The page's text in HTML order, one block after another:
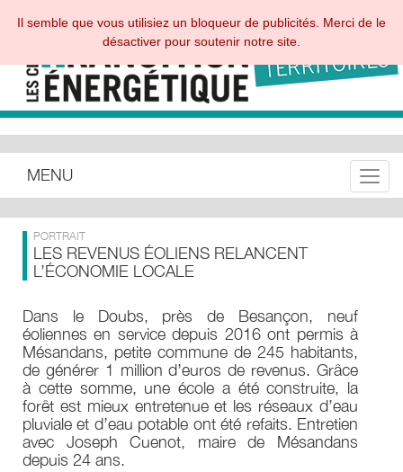
MENU
PORTRAIT
LES REVENUS ÉOLIENS RELANCENT
L’ÉCONOMIE LOCALE
Dans le Doubs, près de Besançon, neuf
éoliennes en service depuis 2016 ont permis à
Mésandans, petite commune de 245 habitants,
de générer 1 million d’euros de revenus. Grâce
à cette somme, une école a été construite, la
forêt est mieux entretenue et les réseaux d’eau
pluviale et d’eau potable ont été refaits. Entretien
avec Joseph Cuenot, maire de Mésandans
depuis 24 ans.
Il semble que vous utilisiez un bloqueur de publicités. Merci de le
désactiver pour soutenir notre site.